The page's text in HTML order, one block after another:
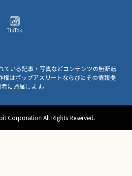
TikTok
ている記事・写真などコンテンツの無断転
権はポップアスリートならびにその情報提
に帰属します。
Corporation All Rights Reserved.